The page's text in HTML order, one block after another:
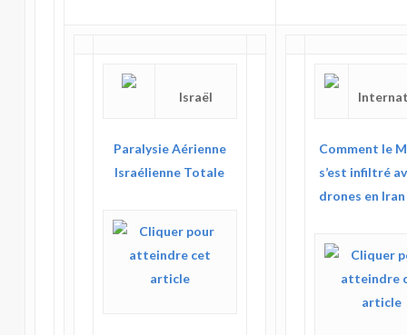
Israël
Paralysie Aérienne
Israélienne Totale
Comment le
s’est infiltré
drones en